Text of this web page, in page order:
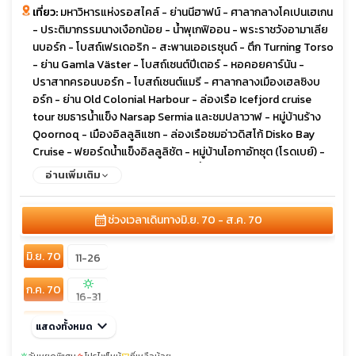
เที่ยว:มหาวิหารแห่งรอสไคล์ - ย่านนีฮาฟน์ - ศาลากลางโคเปนเฮเกน
- ประติมากรรมนางเงือกน้อย - น้ำพุเกฟิออน - พระราชวังอามาเลีย
นบอร์ก - โบสถ์เฟรเดอริก - สะพานเออเรซุนด์ - ตึก Turning Torso
- ย่าน Gamla Väster - โบสถ์เซนต์ปีเตอร์ - หอคอยคาร์นัน -
ปราสาทครอนบอร์ก - โบสถ์เซนต์แมรี - ศาลากลางเมืองเฮลซิงบ
อร์ก - ย่าน Old Colonial Harbour - ล่องเรือ Icefjord cruise
tour ชมธารน้ำแข็ง Narsap Sermia และชมปลาวาฬ - หมู่บ้านร้าง
Qoornoq - เมืองอิลลูลิแซท - ล่องเรือชมอ่าวดิสโก้ Disko Bay
Cruise - ฟยอร์ดน้ำแข็งอิลลูลิชัต - หมู่บ้านโอกาอัทซุต (โรดเบย์) -
จุดประวัติศาสตร์เซอเมอร์มิอูท - ธารน้ำแข็งอิลลูลิสแซท ไอช์ฟ
จุดชมวิวคัลด์บักส์ฟยอร์ดูร์ - น้ำตกฟอสซา - หน้าผาเอดิสคอลลูร์ -
จุดชมวิว Risin og Kellingin - หมู่บ้านจอร์กฟ - จุดชมวิวฟุนนิงเกอร์
- ภูเขาสเลตตาราตินดู - ย่านทิงกาเนส - เกาะไมกิเนส - ยอดเขาคนู
เกอร์ - หมู่บ้านไมกินส์ - จุดชมอาณานิคมนกพัฟฟิน - ประภา
คารไมกิเนสฮอลเมอร์ - จุดชมวิวโทรลล์โคนูฟิงเกอร์ - จุดชมวิวเทร
ลานิปา - ล่องเรือ RIB BOAT สู่เกาะเฮสตูร์ - ถ้ำทะเล
Klæmintsgjógv - ถ้ำ Alvagjogv - หมู่บ้านเคิร์กยูเบอร์ - โบสถ์หิน
โอลาฟสคิร์กยัน - ซากปรักหักพังมหาวิหารแมกนัส - หมู่บ้านซัคซุน -
น้ำพุคาริตาส - ถนนคนเดินสตรอยก์
อ่านเพิ่มเติม
calendar_monthช่วงเวลาเดินทางมิ.ย. 70 - ส.ค. 70
มิ.ย. 70
11-26
ก.ค. 70
sunny
16-31
ส.ค. 70
08-23
แสดงทั้งหมด keyboard_arrow_down